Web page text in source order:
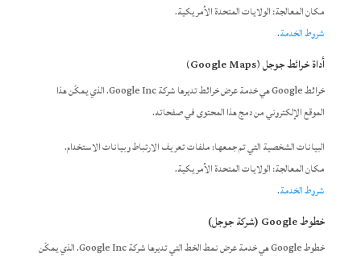
مكان المعالجة: الولايات المتحدة الأمريكية.
شروط الخدمة.
أداة خرائط جوجل (Google Maps)
خرائط Google هي خدمة عرض خرائط تديرها شركة Google Inc. الذي يمكّن هذا
الموقع الإلكتروني من دمج هذا المحتوى في صفحاته.
البيانات الشخصية التي تم جمعها: ملفات تعريف الارتباط وبيانات الاستخدام.
مكان المعالجة: الولايات المتحدة الأمريكية.
شروط الخدمة.
خطوط Google (شركة جوجل)
خطوط Google هي خدمة عرض نمط الخط التي تديرها شركة Google Inc. الذي يمكّن